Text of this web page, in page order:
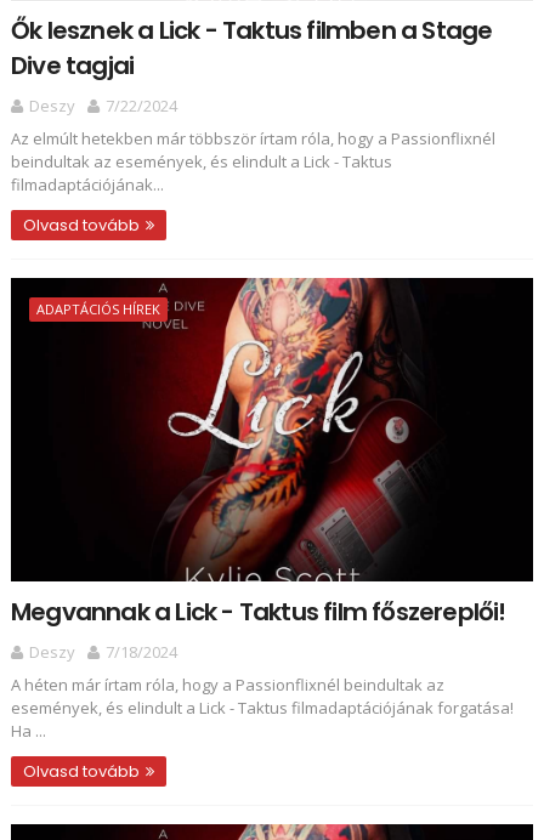
Ők lesznek a Lick - Taktus filmben a Stage
Dive tagjai
Deszy
7/22/2024
Az elmúlt hetekben már többször írtam róla, hogy a Passionflixnél
beindultak az események, és elindult a Lick - Taktus
filmadaptációjának...
Olvasd tovább
ADAPTÁCIÓS HÍREK
Megvannak a Lick - Taktus film főszereplői!
Deszy
7/18/2024
A héten már írtam róla, hogy a Passionflixnél beindultak az
események, és elindult a Lick - Taktus filmadaptációjának forgatása!
Ha ...
Olvasd tovább